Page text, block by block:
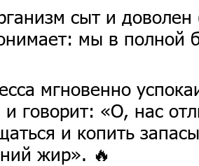
сыт и
мы в полной
мгновенно
и говорит: «О, нас
и копить
жир». 🔥